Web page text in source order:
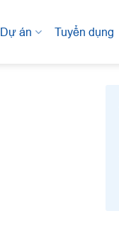
Dự án Tuyển dụng